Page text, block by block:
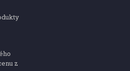
z